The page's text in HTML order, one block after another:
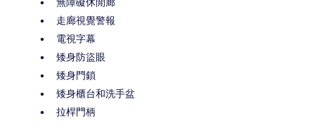
走廊視覺警報
電視字幕
矮身防盜眼
矮身門鎖
矮身櫃台和洗手盆
拉桿門柄